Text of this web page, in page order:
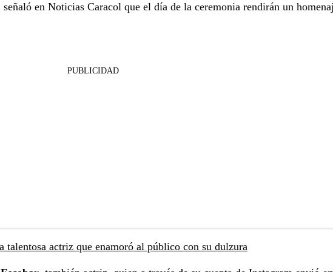
en Noticias Caracol que el día de la ceremonia rendirán un
PUBLICIDAD
talentosa actriz que enamoró al público con su dulzura